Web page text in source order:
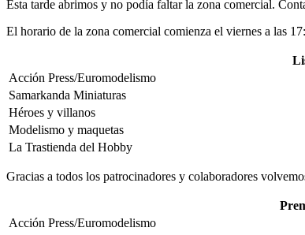
Esta tarde abrimos y no podía faltar la zona comercial.
El horario de la zona comercial comienza el viernes a las
Acción Press/Euromodelismo
Samarkanda Miniaturas
Héroes y villanos
Modelismo y maquetas
La Trastienda del Hobby
Gracias a todos los patrocinadores y colaboradores
Acción Press/Euromodelismo